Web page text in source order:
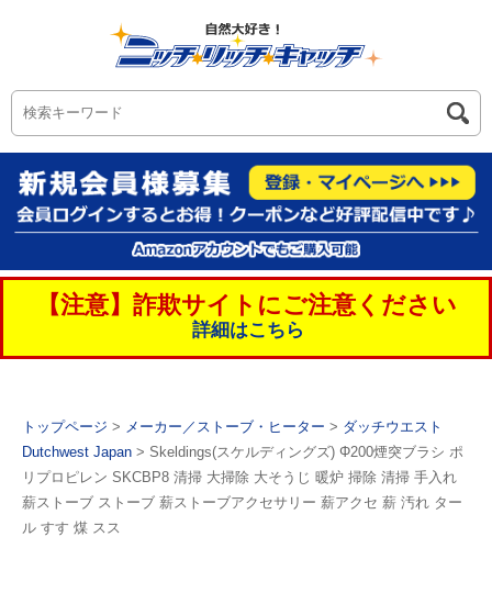
【注意】詐欺サイトにご注意ください
詳細はこちら
トップページ > メーカー／ストーブ・ヒーター > ダッチウエスト
Dutchwest Japan > Skeldings(スケルディングズ) Φ200煙突ブラシ ポ
リプロピレン SKCBP8 清掃 大掃除 大そうじ 暖炉 掃除 清掃 手入れ
薪ストーブ ストーブ 薪ストーブアクセサリー 薪アクセ 薪 汚れ ター
ル すす 煤 スス